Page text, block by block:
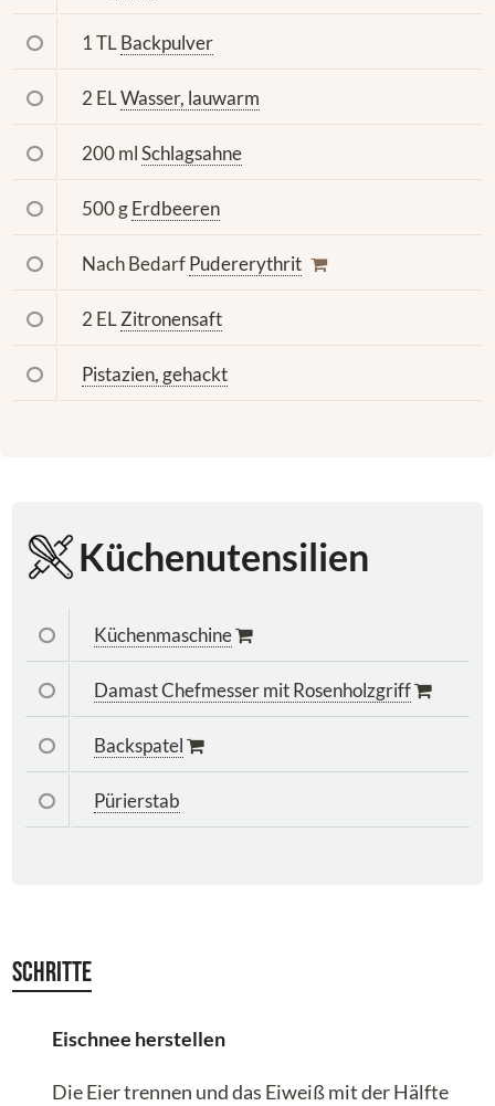
1 TLBackpulver
2 ELWasser, lauwarm
200 mlSchlagsahne
500 gErdbeeren
Nach BedarfPudererythrit
2 ELZitronensaft
Pistazien, gehackt
Küchenutensilien
Küchenmaschine
Damast Chefmesser mit Rosenholzgriff
Backspatel
Pürierstab
Schritte
Eischnee herstellen
Die Eier trennen und das Eiweiß mit der Hälfte